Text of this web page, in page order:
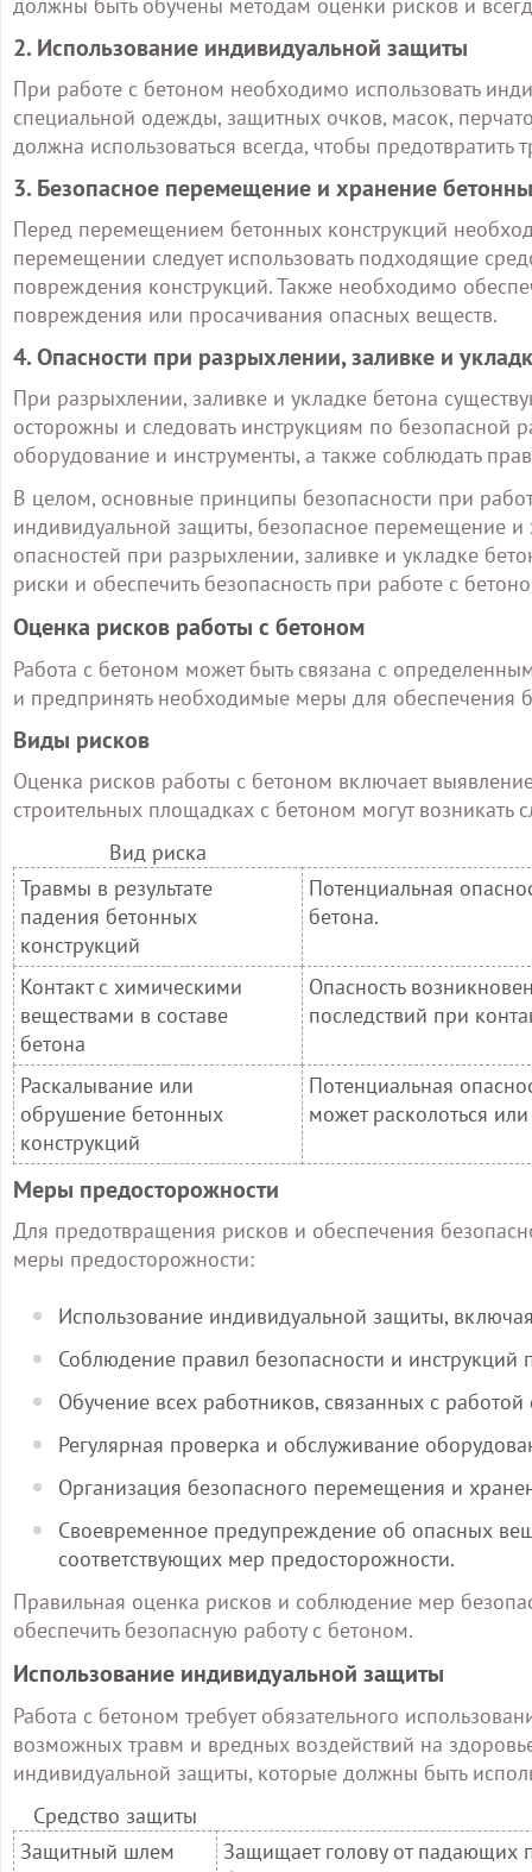
должны быть обучены методам оценки рисков и
2. Использование индивидуальной защиты
При работе с бетоном необходимо использовать
специальной одежды, защитных очков, масок,
должна использоваться всегда, чтобы
3. Безопасное перемещение и хранение
Перед перемещением бетонных конструкций
перемещении следует использовать подходящие
повреждения конструкций. Также необходимо
повреждения или просачивания опасных веществ.
4. Опасности при разрыхлении, заливке и
При разрыхлении, заливке и укладке бетона
осторожны и следовать инструкциям по безопасной
оборудование и инструменты, а также соблюдать
В целом, основные принципы безопасности при
индивидуальной защиты, безопасное перемещение
опасностей при разрыхлении, заливке и укладке
риски и обеспечить безопасность при работе с
Оценка рисков работы с бетоном
Работа с бетоном может быть связана с
и предпринять необходимые меры для обеспечения
Виды рисков
Оценка рисков работы с бетоном включает
строительных площадках с бетоном могут возникать
Вид риска
Травмы в результате
падения бетонных
конструкций
Потенциальная
бетона.
Контакт с химическими
веществами в составе
бетона
Опасность
последствий при
Раскалывание или
обрушение бетонных
конструкций
Потенциальная
может расколоться
Меры предосторожности
Для предотвращения рисков и обеспечения
меры предосторожности:
Использование индивидуальной защиты,
Соблюдение правил безопасности и инструкций
Обучение всех работников, связанных с
Регулярная проверка и обслуживание
Организация безопасного перемещения и
Своевременное предупреждение об опасных
соответствующих мер предосторожности.
Правильная оценка рисков и соблюдение мер
обеспечить безопасную работу с бетоном.
Использование индивидуальной защиты
Работа с бетоном требует обязательного
возможных травм и вредных воздействий на
индивидуальной защиты, которые должны быть
Средство защиты
Защитный шлем
Защищает голову от падающих